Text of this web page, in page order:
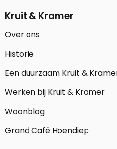
Kruit & Kramer
Over ons
Historie
Een duurzaam Kruit &
Werken bij Kruit & Kramer
Woonblog
Grand Café Hoendiep